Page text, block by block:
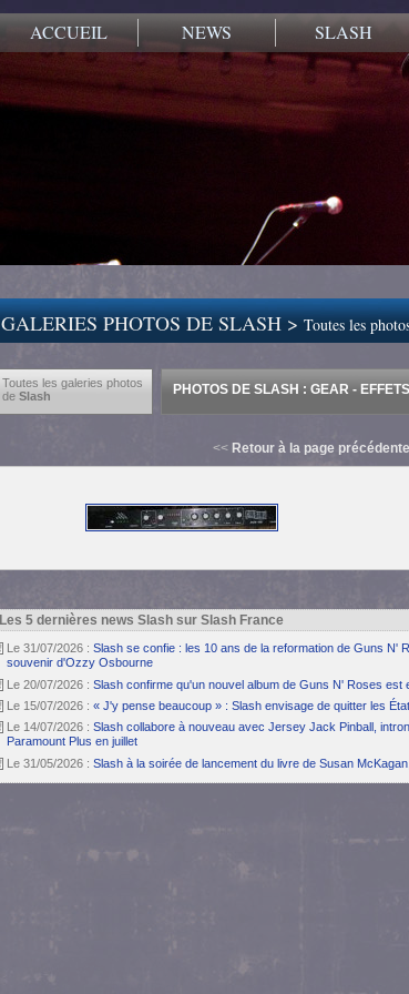
ACCUEIL NEWS SLASH
GALERIES PHOTOS DE SLASH >Toutes les
Toutes les galeries photos
de Slash PHOTOS DE SLASH : GEAR -
<< Retour à la page précédente
Les 5 dernières news Slash sur Slash France
Le 31/07/2026 : Slash se confie : les 10 ans de la reformation de Guns N'
souvenir d'Ozzy Osbourne
Le 20/07/2026 : Slash confirme qu'un nouvel album de Guns N' Roses
Le 15/07/2026 : « J'y pense beaucoup » : Slash envisage de quitter les
Le 14/07/2026 : Slash collabore à nouveau avec Jersey Jack Pinball,
Paramount Plus en juillet
Le 31/05/2026 : Slash à la soirée de lancement du livre de Susan